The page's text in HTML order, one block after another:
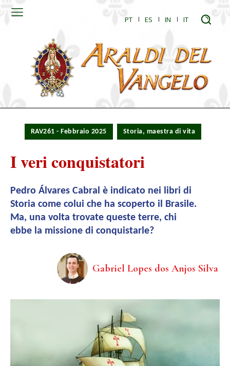
PT ES IN IT
RAV261 - Febbraio 2025 Storia, maestra di vita
I veri conquistatori
Pedro Álvares Cabral è indicato nei libri di
Storia come colui che ha scoperto il Brasile.
Ma, una volta trovate queste terre, chi
ebbe la missione di conquistarle?
Gabriel Lopes dos Anjos Silva